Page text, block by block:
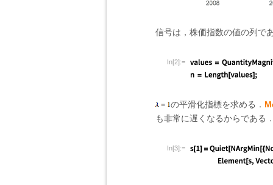
信号は，株価指数の値の列で
In[2]:=
の平滑化指標を求める．
も非常に遅くなるからである
In[3]:=